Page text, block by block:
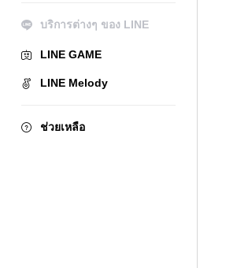
บริการต่างๆ ของ LINE
LINE GAME
LINE Melody
ช่วยเหลือ